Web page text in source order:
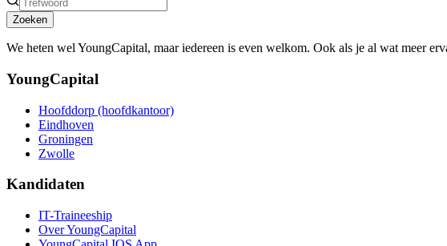
Zoeken
We heten wel YoungCapital, maar iedereen is even welkom. Ook als je al wat meer
YoungCapital
Hoofddorp (hoofdkantoor)
Eindhoven
Groningen
Zwolle
Kandidaten
IT-Traineeship
Over YoungCapital